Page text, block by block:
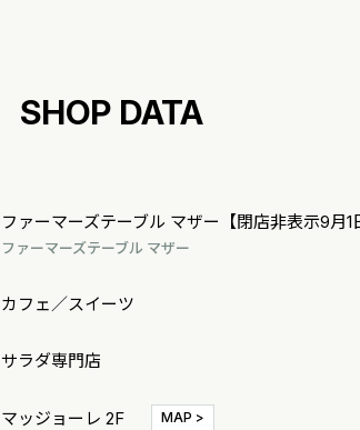
SHOP DATA
ファーマーズテーブル マザー【閉店非表示9月1
ファーマーズテーブル マザー
カフェ／スイーツ
サラダ専門店
マッジョーレ 2F MAP >